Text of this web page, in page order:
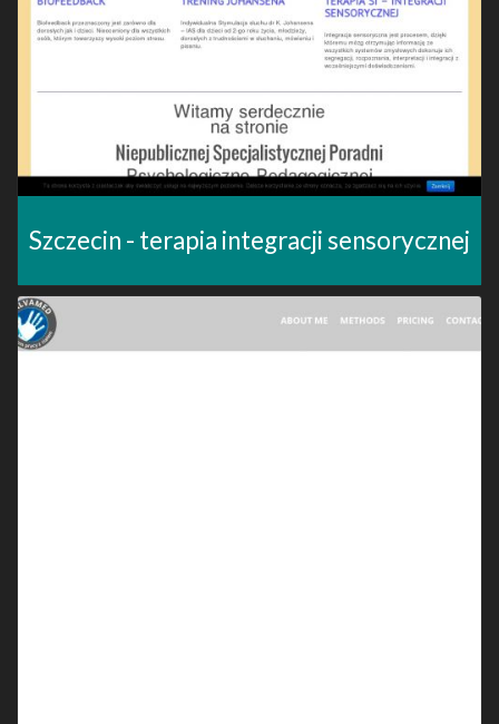
Szczecin - terapia integracji sensorycznej